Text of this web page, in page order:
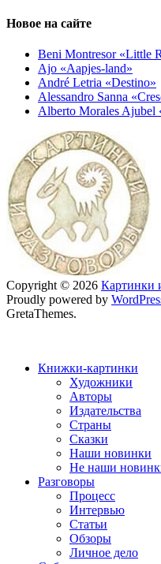
Новое на сайте
Beni Montresor «Little
Ajo «Aapjes-land»
André Letria «Destino»
Alessandro Sanna
Alberto Morales Ajubel
Copyright © 2026 Картинки
Proudly powered by
GretaThemes.
Книжки-картинки
Художники
Авторы
Издательства
Страны
Сказки
Наши новинки
Не наши
Разговоры
Процесс
Интервью
Статьи
Обзоры
Личное дело